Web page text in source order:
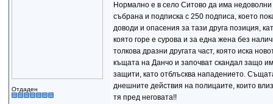
Отдаден
Нормално е в село Ситово да има
събрана и подписка с 250 подписа, което
доводи и опасения за тази друга позиция,
която горе е сурова и за една жена без
толкова дразни другата част, която иска
къщата на Данчо и започват скандал защо
защити, като отблъсква нападението.
днешните действия на полицаите, които
тя пред неговата!!